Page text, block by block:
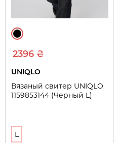
2396 ₴
UNIQLO
Вязаный свитер UNIQLO
1159853144 (Черный L)
L